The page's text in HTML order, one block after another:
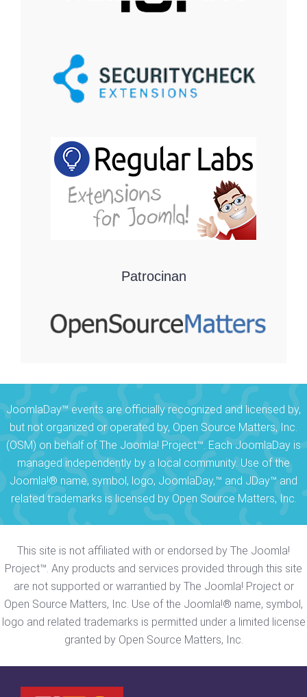
Patrocinan
JoomlaDay™ events are officially recognized and licensed by,
but not organized or operated by, Open Source Matters, Inc.
(OSM) on behalf of The Joomla! Project™. Each JoomlaDay is
managed independently by a local community. Use of the
Joomla!® name, symbol, logo, JoomlaDay,™ and JDay™ and
related trademarks is licensed by Open Source Matters, Inc.
This site is not affiliated with or endorsed by The Joomla!
Project™. Any products and services provided through this site
are not supported or warrantied by The Joomla! Project or
Open Source Matters, Inc. Use of the Joomla!® name, symbol,
logo and related trademarks is permitted under a limited license
granted by Open Source Matters, Inc.